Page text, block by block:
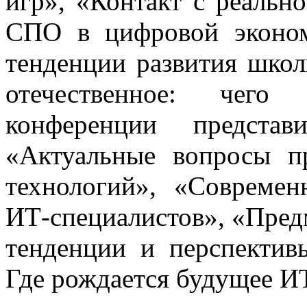
СПО в цифровой
тенденции развития
отечественное:
конференции
«Актуальные вопросы
технологий»,
ИТ-специалистов»,
тенденции и
Где рождается будущее